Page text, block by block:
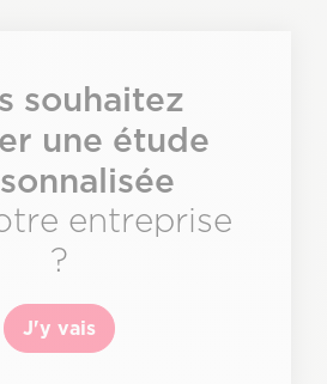
souhaitez
une étude
entreprise
?
J'y vais